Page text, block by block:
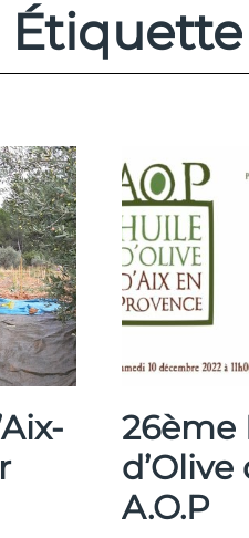
26ème
A.O.P